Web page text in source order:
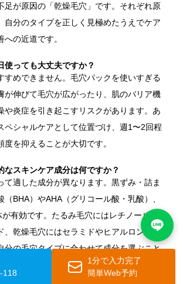
足が原因の「乾燥毛穴」です。それぞれ原
自分のタイプを正しく見極めたうえでケア
の近道です。
使っても大丈夫ですか？
すめできません。毛穴パックを使いすぎる
が伸びて毛穴が広がったり、肌のバリア機
や炎症を引き起こすリスクがあります。あ
ペシャルケアとして位置づけ、週1〜2回程
度を抑えることが大切です。
なスキンケア成分は何ですか？
て適した成分が異なります。黒ずみ・詰ま
（BHA）やAHA（グリコール酸・乳酸）、
有効です。たるみ毛穴にはレチノールや
、乾燥毛穴にはセラミドやヒアルロン酸が
分の毛穴タイプに合わせて成分を選ぶこと
118
1分で入力完了
簡単Web予約